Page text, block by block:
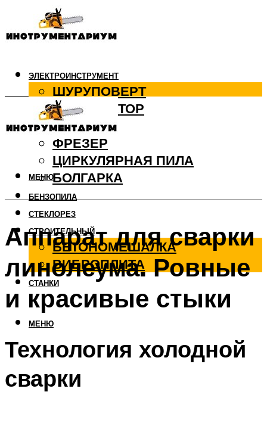
ЭЛЕКТРОИНСТРУМЕНТ
ШУРУПОВЕРТ
ПЕРФОРАТОР
ДРЕЛЬ
ФРЕЗЕР
ЦИРКУЛЯРНАЯ ПИЛА
БОЛГАРКА
БЕНЗОПИЛА
СТЕКЛОРЕЗ
СТРОИТЕЛЬНЫЙ
БЕТОНОМЕШАЛКА
ВИБРОПЛИТА
СТАНКИ
МЕНЮ
МЕНЮ
Аппарат для сварки
линолеума. Ровные
и красивые стыки
Технология холодной
сварки